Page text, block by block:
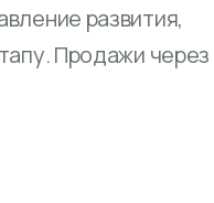
развития,
Продажи через